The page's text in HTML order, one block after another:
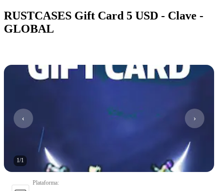
RUSTCASES Gift Card 5 USD - Clave -
GLOBAL
1/1
Plataforma: